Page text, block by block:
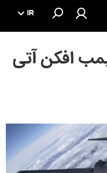
IR
بمب افکن آتی